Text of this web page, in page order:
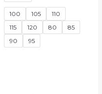
100 105
110
115
120 80
85
90
95